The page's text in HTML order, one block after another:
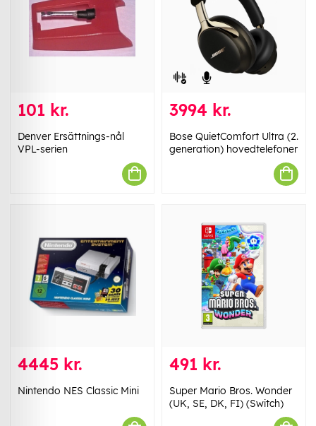
101 kr.
Denver Ersättnings-nål
VPL-serien
3994 kr.
Bose QuietComfort Ultra (2.
generation) hovedtelefoner
4445 kr.
Nintendo NES Classic Mini
491 kr.
Super Mario Bros. Wonder
(UK, SE, DK, FI) (Switch)